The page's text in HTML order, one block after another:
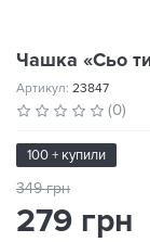
Чашка «Сьо
Артикул: 23847
(0)
100 + купили
349 грн
279 грн